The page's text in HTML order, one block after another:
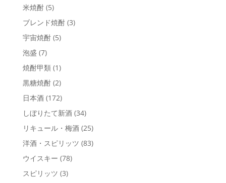
米焼酎 (5)
ブレンド焼酎 (3)
宇宙焼酎 (5)
泡盛 (7)
焼酎甲類 (1)
黒糖焼酎 (2)
日本酒 (172)
しぼりたて新酒 (34)
リキュール・梅酒 (25)
洋酒・スピリッツ (83)
ウイスキー (78)
スピリッツ (3)